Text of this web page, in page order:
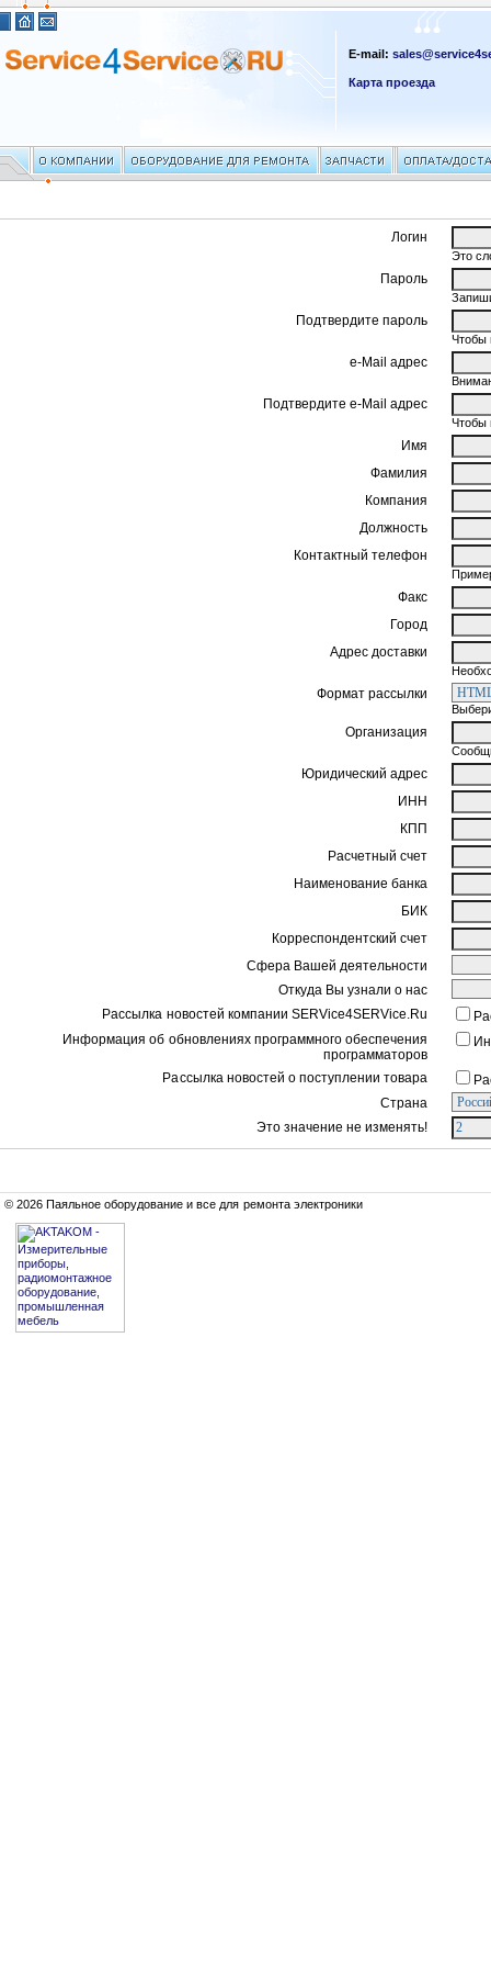
E-mail:
Карта проезда
Логин
Это
Пароль
Подтвердите пароль
Чтобы
e-Mail адрес
Подтвердите e-Mail адрес
Чтобы
Имя
Фамилия
Компания
Должность
Контактный телефон
Факс
Город
Адрес доставки
Формат рассылки
Организация
Юридический адрес
ИНН
КПП
Расчетный счет
Наименование банка
БИК
Корреспондентский счет
Сфера Вашей деятельности
Откуда Вы узнали о нас
Рассылка новостей компании SERVice4SERVice.Ru
Информация об обновлениях программного обеспечения
программаторов
Рассылка новостей о поступлении товара
Страна
Это значение не изменять!
© 2026 Паяльное оборудование и все для ремонта электроники